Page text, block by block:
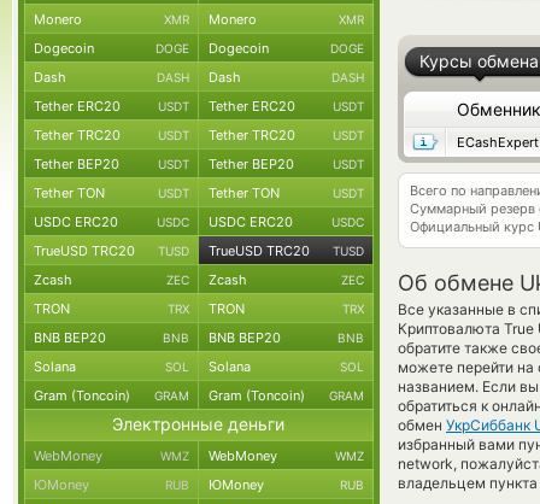
Курсы обмена
Обменник
ECashExpert
Всего по
Суммарный резерв
Официальный курс
Об обмене
Все указанные в
Криптовалюта
обратите также
можете перейти
названием. Если
обратиться к
обмен УкрСиббанк
избранный вами
network,
владельцем
Monero XMR Monero XMR
Dogecoin DOGE Dogecoin DOGE
Dash DASH Dash DASH
Tether ERC20 USDT Tether ERC20 USDT
Tether TRC20 USDT Tether TRC20 USDT
Tether BEP20 USDT Tether BEP20 USDT
Tether TON USDT Tether TON USDT
USDC ERC20 USDC USDC ERC20 USDC
TrueUSD TRC20 TUSD TrueUSD TRC20 TUSD
Zcash ZEC Zcash ZEC
TRON TRX TRON TRX
BNB BEP20 BNB BNB BEP20 BNB
Solana SOL Solana SOL
Gram (Toncoin) GRAM Gram (Toncoin) GRAM
Электронные деньги
WebMoney WMZ WebMoney WMZ
ЮMoney RUB ЮMoney RUB